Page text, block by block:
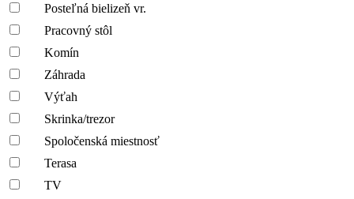
Posteľná bielizeň vr.
Pracovný stôl
Komín
Záhrada
Výťah
Skrinka/trezor
Spoločenská miestnosť
Terasa
TV